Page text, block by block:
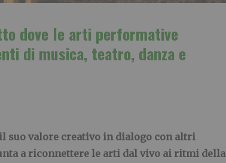
dove le arti performative
di musica, teatro, danza e
suo valore creativo in dialogo con altri
a riconnettere le arti dal vivo ai ritmi della